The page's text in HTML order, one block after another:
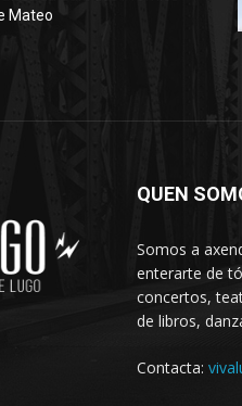
Mateo
QUEN
Somos a
enterarte de
concertos,
de libros,
Contacta: